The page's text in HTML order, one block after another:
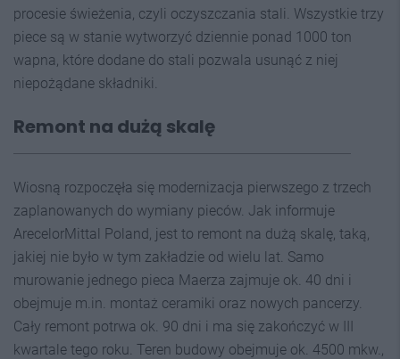
procesie świeżenia, czyli oczyszczania stali. Wszystkie trzy
piece są w stanie wytworzyć dziennie ponad 1000 ton
wapna, które dodane do stali pozwala usunąć z niej
niepożądane składniki.
Remont na dużą skalę
Wiosną rozpoczęła się modernizacja pierwszego z trzech
zaplanowanych do wymiany pieców. Jak informuje
ArecelorMittal Poland, jest to remont na dużą skalę, taką,
jakiej nie było w tym zakładzie od wielu lat. Samo
murowanie jednego pieca Maerza zajmuje ok. 40 dni i
obejmuje m.in. montaż ceramiki oraz nowych pancerzy.
Cały remont potrwa ok. 90 dni i ma się zakończyć w III
kwartale tego roku. Teren budowy obejmuje ok. 4500 mkw.,